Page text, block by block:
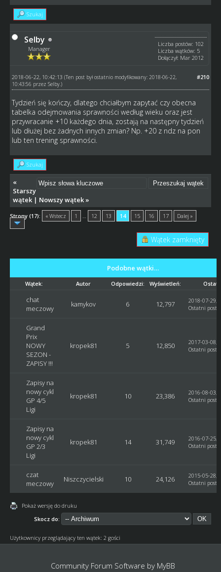
Szukaj
Selby
Manager
Liczba postów: 102
Liczba wątków: 5
Dołączył: Mar 2012
#210
2018-06-22, 10:42:13 (Ten post był ostatnio modyfikowany: 2018-06-22,
10:43:56 przez Selby.)
Tydzień się kończy, dlatego chciałbym zapytać czy obecna
tabelka odejmowania sprawności według wieku oraz jest
przywracanie +10 każdego dnia, zostają na następny tydzień
lub dłużej bez żadnych innych zmian? Np. +20 z ndz na pon
lub ten trening sprawności.
Szukaj
«
Starszy
wątek| Nowszy wątek»
Strony (17): « Wstecz 1 … 12 13 14 15 16 17 Dalej »
Wątek zamknięty
Podobne wątki…
Wątek: Autor Odpowiedzi: Wyświetleń:
chat
meczowy
kamykov 6 12,797
2018-07-29,
Ostatni post
Grand
Prix
NOWY
SEZON -
ZAPISY !!!
kropek81 5 12,850
2017-03-08,
Ostatni post
Zapisy na
nowy cykl
GP 4/5
Ligi
kropek81 10 23,386
2016-08-03,
Ostatni post
Zapisy na
nowy cykl
GP 2/3
Ligi
kropek81 14 31,749
2016-07-25,
Ostatni post
czat
meczowy
Niszczycielski 10 24,126
2015-05-28,
Ostatni post
Pokaż wersję do druku
Skocz do:
Użytkownicy przeglądający ten wątek: 2 gości
Community Forum Software by MyBB